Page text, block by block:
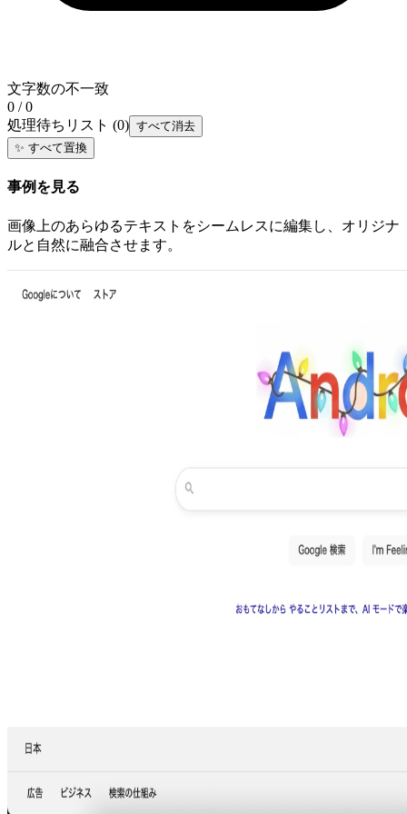
文字数の不一致
0 / 0
処理待ちリスト (0) すべて消去
✨ すべて置換
事例を見る
画像上のあらゆるテキストをシームレスに編集し、オリジナ
ルと自然に融合させます。